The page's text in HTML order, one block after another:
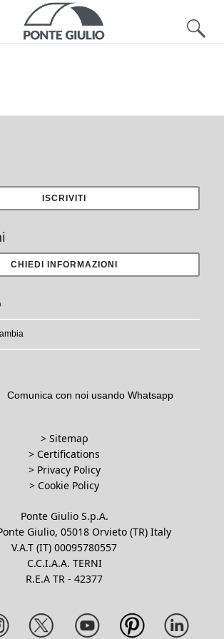
ISCRIVITI
CHIEDI INFORMAZIONI
Comunica con noi usando Whatsapp
> Sitemap
> Certifications
> Privacy Policy
> Cookie Policy
Ponte Giulio S.p.A.
Giulio, 05018 Orvieto (TR) Italy
V.A.T (IT) 00095780557
C.C.I.A.A. TERNI
R.E.A TR - 42377